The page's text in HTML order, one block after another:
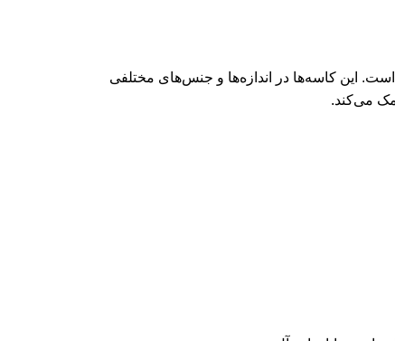
است. این کاسه‌ها در اندازه‌ها و جنس‌های مختلفی
می‌کند.